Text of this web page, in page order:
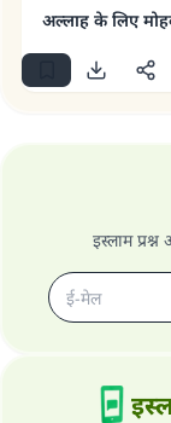
अल्लाह के लिए
इस्लाम
उत्तर
उम्मत
अल्लाह के
'जो व्यक्ति